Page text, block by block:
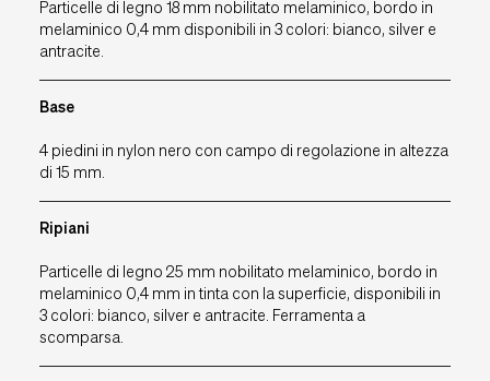
Assistenza RMA
Particelle di legno 18 mm nobilitato melaminico, bordo in
melaminico 0,4 mm disponibili in 3 colori: bianco, silver e
antracite.
Base
4 piedini in nylon nero con campo di regolazione in altezza
di 15 mm.
Ripiani
Particelle di legno 25 mm nobilitato melaminico, bordo in
melaminico 0,4 mm in tinta con la superficie, disponibili in
3 colori: bianco, silver e antracite. Ferramenta a
scomparsa.